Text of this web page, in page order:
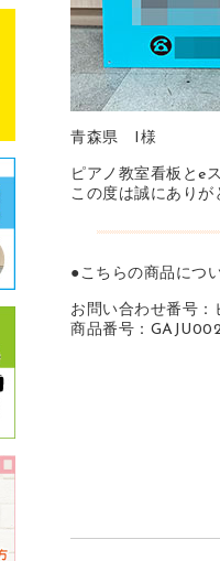
青森県 I様
ピアノ教室看板とe
この度は誠にありが
●こちらの商品につ
お問い合わせ番号
商品番号：